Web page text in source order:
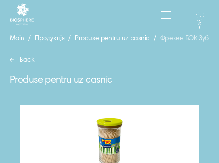
Main / Продукція / Produse pentru uz casnic / Фрекен БОК
Back
Produse pentru uz casnic